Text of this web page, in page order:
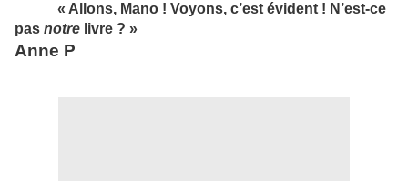
« Allons, Mano ! Voyons, c’est évident ! N’est-ce
pas notre livre ? »
Anne P